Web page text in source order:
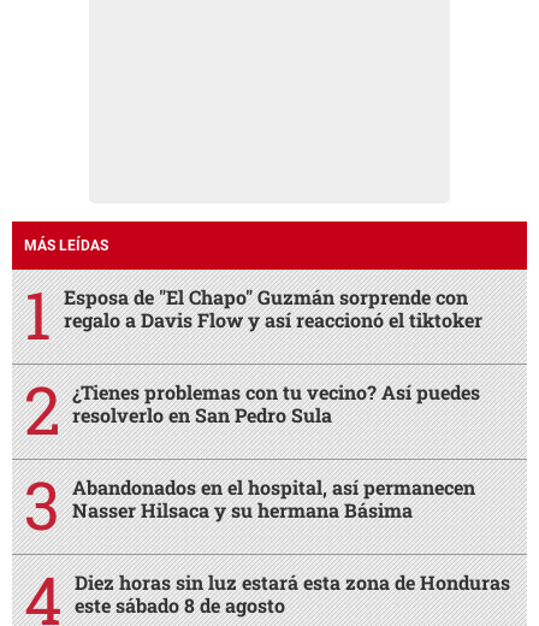
MÁS LEÍDAS
Esposa de "El Chapo" Guzmán sorprende con
regalo a Davis Flow y así reaccionó el tiktoker
¿Tienes problemas con tu vecino? Así puedes
resolverlo en San Pedro Sula
Abandonados en el hospital, así permanecen
Nasser Hilsaca y su hermana Básima
Diez horas sin luz estará esta zona de Honduras
este sábado 8 de agosto